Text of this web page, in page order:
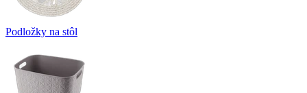
Podložky na stôl